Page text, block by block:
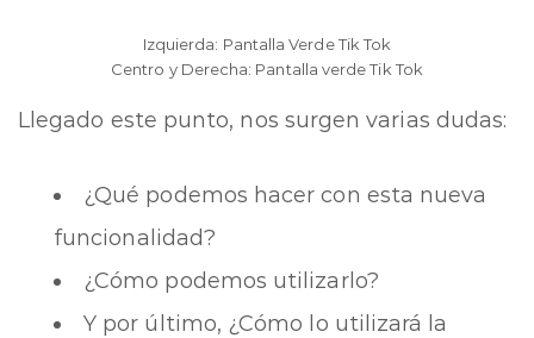
Izquierda: Pantalla Verde Tik Tok
Centro y Derecha: Pantalla verde Tik Tok
Llegado este punto, nos surgen varias dudas:
¿Qué podemos hacer con esta nueva
funcionalidad?
¿Cómo podemos utilizarlo?
Y por último, ¿Cómo lo utilizará la